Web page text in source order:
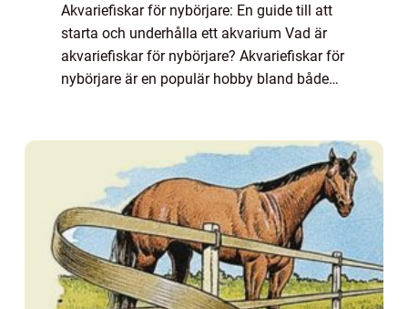
Akvariefiskar för nybörjare: En guide till att
starta och underhålla ett akvarium Vad är
akvariefiskar för nybörjare? Akvariefiskar för
nybörjare är en populär hobby bland både